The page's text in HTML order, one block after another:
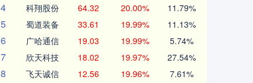
4 科翔股份 64.32 20.00% 11.79%
5 蜀道装备 33.61 19.99% 11.13%
6 广哈通信 19.03 19.99% 5.74%
7 欣天科技 18.02 19.97% 27.54%
8 飞天诚信 12.56 19.96% 7.61%